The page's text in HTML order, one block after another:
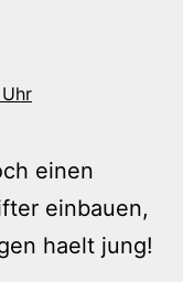
einen
einbauen,
haelt jung!